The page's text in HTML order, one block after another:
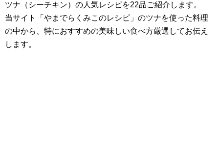
ツナ（シーチキン）の人気レシピを22品ご紹介します。
当サイト「やまでらくみこのレシピ」のツナを使った料理
の中から、特におすすめの美味しい食べ方厳選してお伝え
します。